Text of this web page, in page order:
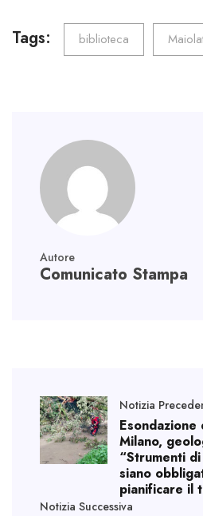
o
ok
tt
er
aile
n
ts
A
p
Tags: biblioteca
Autore
Comunicato Stampa
Notizia
Esondazione
Milano,
“Strumenti
siano
pianificare il
Notizia Successiva